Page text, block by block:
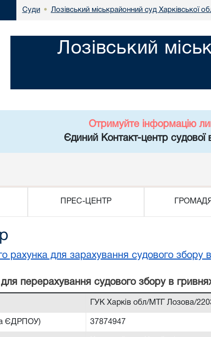
Суди • Лозівський міськрайонний суд Харківської
Лозівський
Отримуйте інформацію
Єдиний Контакт-центр судової
ПРЕС-ЦЕНТР
рахунка для зарахування судового збору в
перерахування судового збору в
ГУК Харків обл/МТГ Лозова/
ЄДРПОУ) 37874947